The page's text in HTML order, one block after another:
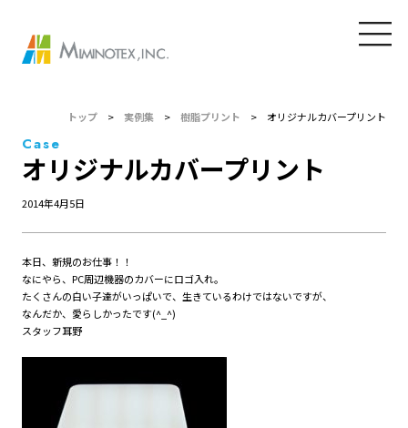
トップ > 実例集 >樹脂プリント > オリジナルカバープリント
Case
オリジナルカバープリント
2014年4月5日
本日、新規のお仕事！！
なにやら、PC周辺機器のカバーにロゴ入れ。
たくさんの白い子達がいっぱいで、生きているわけではないですが、
なんだか、愛らしかったです(^_^)
スタッフ耳野